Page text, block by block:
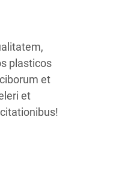
plasticos
et
et